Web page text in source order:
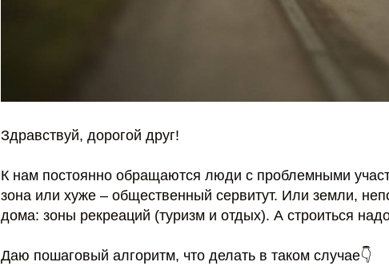
Здравствуй, дорогой друг!
К нам постоянно обращаются люди с проблемными
зона или хуже – общественный сервитут. Или земли,
дома: зоны рекреаций (туризм и отдых). А строиться
Даю пошаговый алгоритм, что делать в таком случае👇